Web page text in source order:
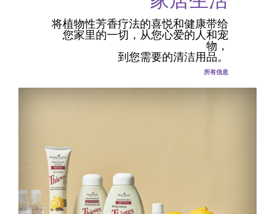
将植物性芳香疗法的喜悦和健康带给
您家里的一切，从您心爱的人和宠
物，
到您需要的清洁用品。
所有信息